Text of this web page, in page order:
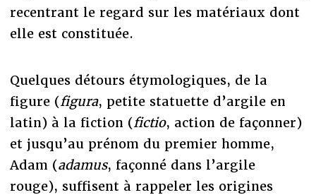
recentrant le regard sur les matériaux dont
elle est constituée.
Quelques détours étymologiques, de la
figure (figura, petite statuette d’argile en
latin) à la fiction (fictio, action de façonner)
et jusqu’au prénom du premier homme,
Adam (adamus, façonné dans l’argile
rouge), suffisent à rappeler les origines